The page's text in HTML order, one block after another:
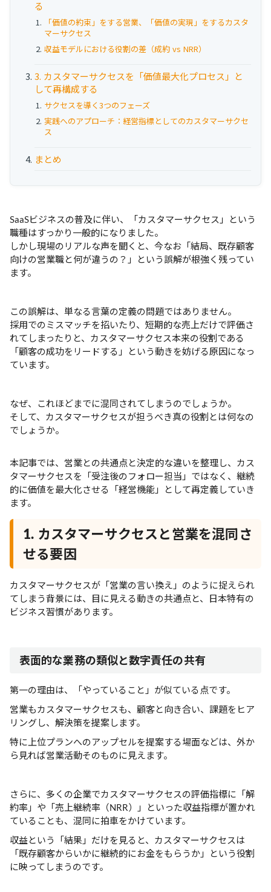
セミナー
相談する
る
「価値の約束」をする営業、「価値の実現」をするカスタ
マーサクセス
収益モデルにおける役割の差（成約 vs NRR）
3. カスタマーサクセスを「価値最大化プロセス」と
して再構成する
サクセスを導く3つのフェーズ
実践へのアプローチ：経営指標としてのカスタマーサクセ
ス
まとめ
SaaSビジネスの普及に伴い、「カスタマーサクセス」という
職種はすっかり一般的になりました。
しかし現場のリアルな声を聞くと、今なお「結局、既存顧客
向けの営業職と何が違うの？」という誤解が根強く残ってい
ます。
この誤解は、単なる言葉の定義の問題ではありません。
採用でのミスマッチを招いたり、短期的な売上だけで評価さ
れてしまったりと、カスタマーサクセス本来の役割である
「顧客の成功をリードする」という動きを妨げる原因になっ
ています。
なぜ、これほどまでに混同されてしまうのでしょうか。
そして、カスタマーサクセスが担うべき真の役割とは何なの
でしょうか。
本記事では、営業との共通点と決定的な違いを整理し、カス
タマーサクセスを「受注後のフォロー担当」ではなく、継続
的に価値を最大化させる「経営機能」として再定義していき
ます。
1. カスタマーサクセスと営業を混同さ
せる要因
カスタマーサクセスが「営業の言い換え」のように捉えられ
てしまう背景には、目に見える動きの共通点と、日本特有の
ビジネス習慣があります。
表面的な業務の類似と数字責任の共有
第一の理由は、「やっていること」が似ている点です。
営業もカスタマーサクセスも、顧客と向き合い、課題をヒア
リングし、解決策を提案します。
特に上位プランへのアップセルを提案する場面などは、外か
ら見れば営業活動そのものに見えます。
さらに、多くの企業でカスタマーサクセスの評価指標に「解
約率」や「売上継続率（NRR）」といった収益指標が置かれ
ていることも、混同に拍車をかけています。
収益という「結果」だけを見ると、カスタマーサクセスは
「既存顧客からいかに継続的にお金をもらうか」という役割
に映ってしまうのです。